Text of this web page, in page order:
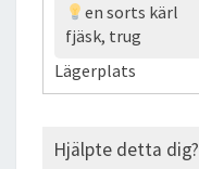
en sorts kärl
fjäsk, trug
Lägerplats
Hjälpte detta dig?